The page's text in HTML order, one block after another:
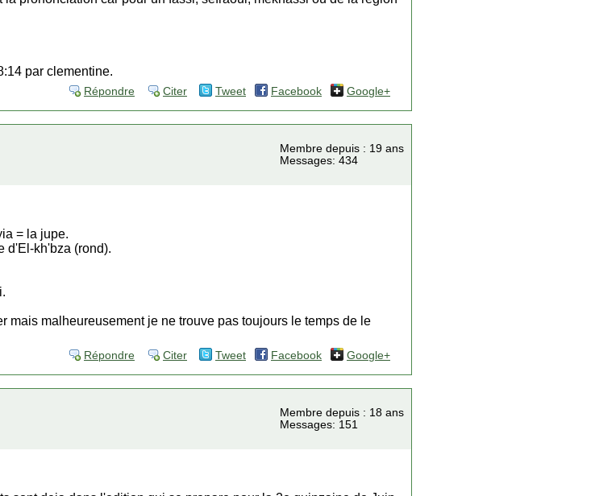
par clementine.
Répondre Citer Tweet Facebook Google+
Membre depuis : 19 ans
Messages: 434
= la jupe.
d'El-kh'bza (rond).
mais malheureusement je ne trouve pas toujours le temps de le
Répondre Citer Tweet Facebook Google+
Membre depuis : 18 ans
Messages: 151